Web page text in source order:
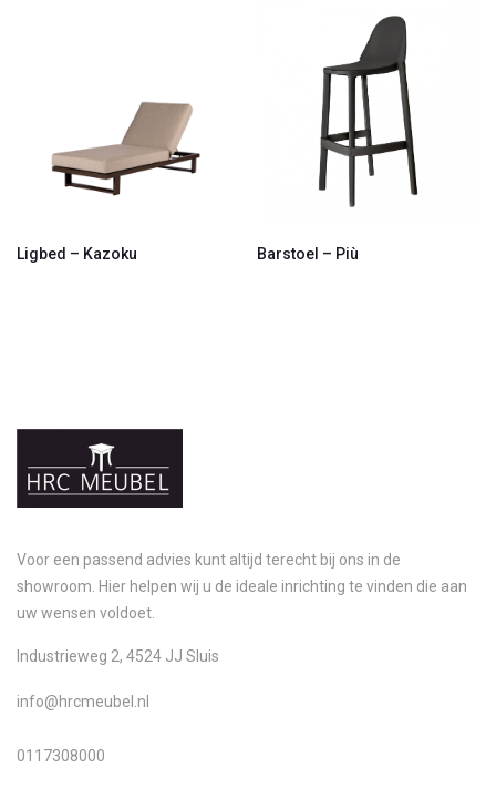
Ligbed – Kazoku Barstoel – Più
Voor een passend advies kunt altijd terecht bij ons in de
showroom. Hier helpen wij u de ideale inrichting te vinden die aan
uw wensen voldoet.
Industrieweg 2, 4524 JJ Sluis
info@hrcmeubel.nl
0117308000